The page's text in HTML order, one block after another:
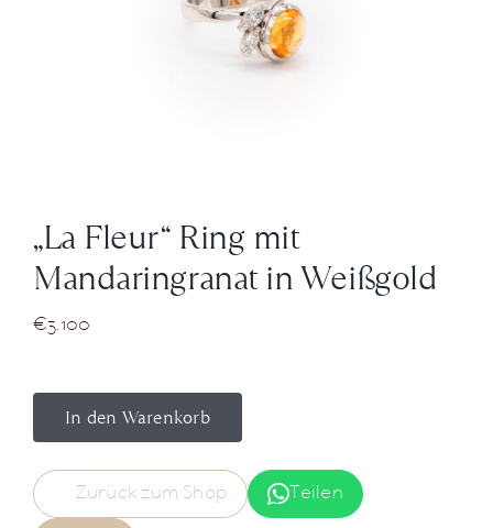
News
+43 (0) 15125781
„La Fleur“ Ring mit
Mandaringranat in Weißgold
€3.100
In den Warenkorb
Zurück zum Shop
Teilen